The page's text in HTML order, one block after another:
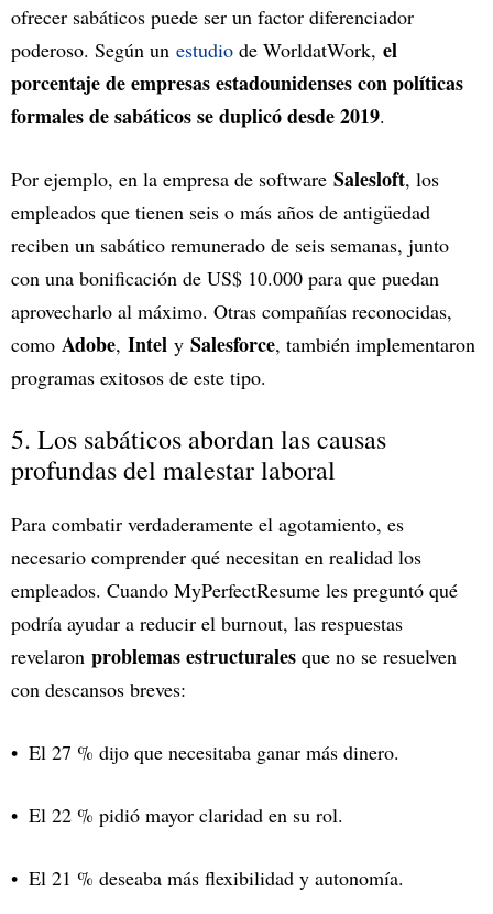
ofrecer sabáticos puede ser un factor diferenciador
poderoso. Según un estudio de WorldatWork, el
porcentaje de empresas estadounidenses con políticas
formales de sabáticos se duplicó desde 2019.
Por ejemplo, en la empresa de software Salesloft, los
empleados que tienen seis o más años de antigüedad
reciben un sabático remunerado de seis semanas, junto
con una bonificación de US$ 10.000 para que puedan
aprovecharlo al máximo. Otras compañías reconocidas,
como Adobe, Intel y Salesforce, también implementaron
programas exitosos de este tipo.
5. Los sabáticos abordan las causas
profundas del malestar laboral
Para combatir verdaderamente el agotamiento, es
necesario comprender qué necesitan en realidad los
empleados. Cuando MyPerfectResume les preguntó qué
podría ayudar a reducir el burnout, las respuestas
revelaron problemas estructurales que no se resuelven
con descansos breves:
El 27 % dijo que necesitaba ganar más dinero.
El 22 % pidió mayor claridad en su rol.
El 21 % deseaba más flexibilidad y autonomía.